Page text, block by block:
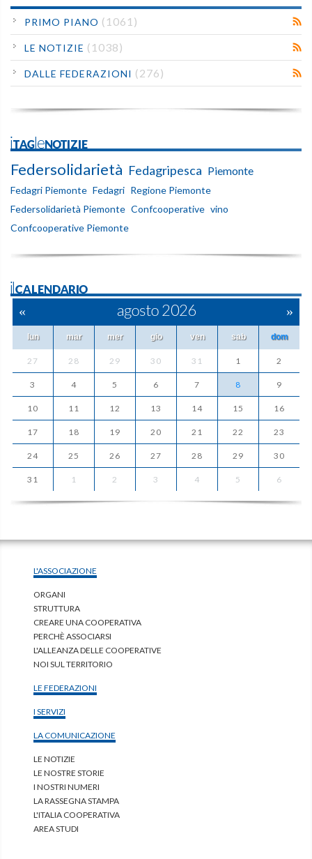
PRIMO PIANO (1061)
LE NOTIZIE (1038)
DALLE FEDERAZIONI (276)
iTAGleNOTIZIE
Federsolidarietà Fedagripesca Piemonte
Fedagri Piemonte Fedagri Regione Piemonte
Federsolidarietà Piemonte Confcooperative vino
Confcooperative Piemonte
ilCALENDARIO
« agosto 2026 »
lun mar mer gio ven sab dom
27 28 29 30 31 1 2
3 4 5 6 7 8 9
10 11 12 13 14 15 16
17 18 19 20 21 22 23
24 25 26 27 28 29 30
31 1 2 3 4 5 6
L'ASSOCIAZIONE
ORGANI
STRUTTURA
CREARE UNA COOPERATIVA
PERCHÈ ASSOCIARSI
L'ALLEANZA DELLE COOPERATIVE
NOI SUL TERRITORIO
LE FEDERAZIONI
I SERVIZI
LA COMUNICAZIONE
LE NOTIZIE
LE NOSTRE STORIE
I NOSTRI NUMERI
LA RASSEGNA STAMPA
L'ITALIA COOPERATIVA
AREA STUDI